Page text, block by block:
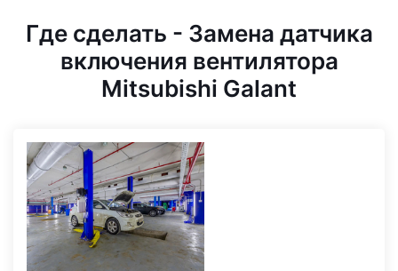
Где сделать - Замена датчика
включения вентилятора
Mitsubishi Galant